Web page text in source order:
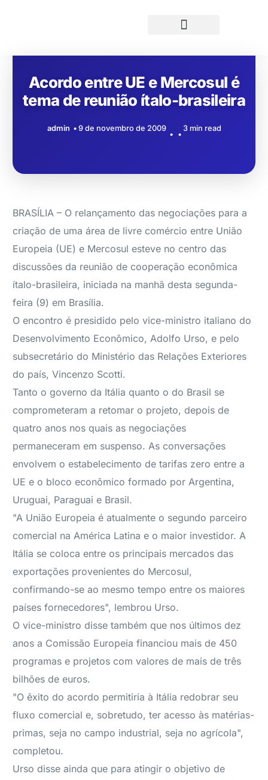
Acordo entre UE e Mercosul é
tema de reunião ítalo-brasileira
admin 9 de novembro de 2009 3 min read
BRASÍLIA – O relançamento das negociações para a
criação de uma área de livre comércio entre União
Europeia (UE) e Mercosul esteve no centro das
discussões da reunião de cooperação econômica
ítalo-brasileira, iniciada na manhã desta segunda-
feira (9) em Brasília.
O encontro é presidido pelo vice-ministro italiano do
Desenvolvimento Econômico, Adolfo Urso, e pelo
subsecretário do Ministério das Relações Exteriores
do país, Vincenzo Scotti.
Tanto o governo da Itália quanto o do Brasil se
comprometeram a retomar o projeto, depois de
quatro anos nos quais as negociações
permaneceram em suspenso. As conversações
envolvem o estabelecimento de tarifas zero entre a
UE e o bloco econômico formado por Argentina,
Uruguai, Paraguai e Brasil.
"A União Europeia é atualmente o segundo parceiro
comercial na América Latina e o maior investidor. A
Itália se coloca entre os principais mercados das
exportações provenientes do Mercosul,
confirmando-se ao mesmo tempo entre os maiores
países fornecedores", lembrou Urso.
O vice-ministro disse também que nos últimos dez
anos a Comissão Europeia financiou mais de 450
programas e projetos com valores de mais de três
bilhões de euros.
"O êxito do acordo permitiria à Itália redobrar seu
fluxo comercial e, sobretudo, ter acesso às matérias-
primas, seja no campo industrial, seja no agrícola",
completou.
Urso disse ainda que para atingir o objetivo de